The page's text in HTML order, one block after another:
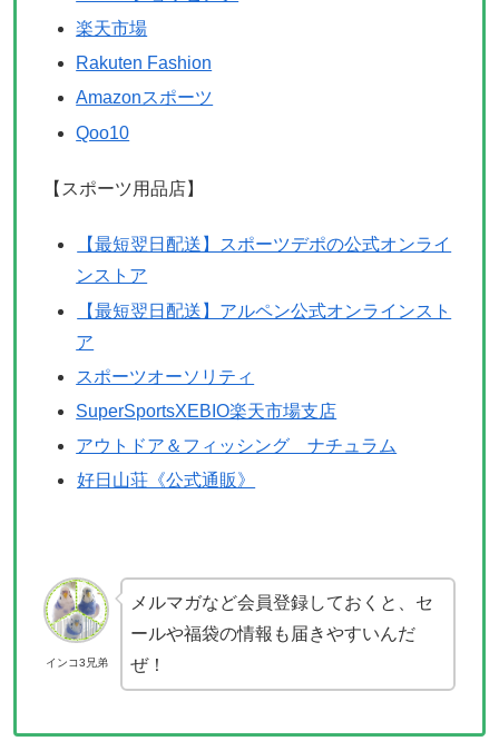
楽天市場
Rakuten Fashion
Amazonスポーツ
Qoo10
【スポーツ用品店】
【最短翌日配送】スポーツデポの公式オンライ
ンストア
【最短翌日配送】アルペン公式オンラインスト
ア
スポーツオーソリティ
SuperSportsXEBIO楽天市場支店
アウトドア＆フィッシング ナチュラム
好日山荘《公式通販》
インコ3兄弟
メルマガなど会員登録しておくと、セ
ールや福袋の情報も届きやすいんだ
ぜ！